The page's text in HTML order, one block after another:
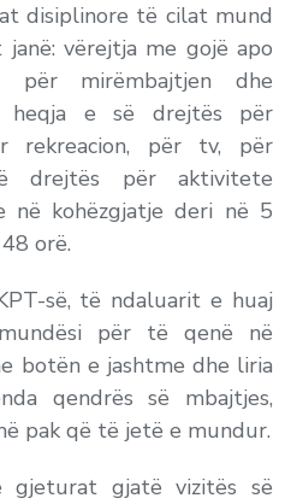
disiplinore të cilat mund
vërejtja me gojë apo
për mirëmbajtjen dhe
heqja e së drejtës për
rekreacion, për tv, për
drejtës për aktivitete
në kohëzgjatje deri në 5
orë.
së, të ndaluarit e huaj
për të qenë në
botën e jashtme dhe liria
qendrës së mbajtjes,
pak që të jetë e mundur.
gjeturat gjatë vizitës së